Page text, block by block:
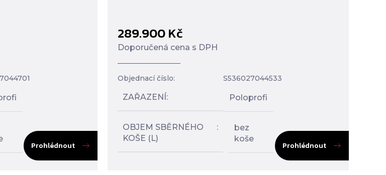
Prohlédnout
289.900Kč
Doporučená cena s DPH
Prohlédnout
Objednací číslo: S536027044533
ZAŘAZENÍ Poloprofi
OBJEM SBĚRNÉHO
KOŠE (L)
bez
koše